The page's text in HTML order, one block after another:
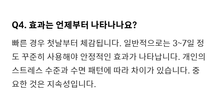
Q4. 효과는 언제부터 나타나나요?
빠른 경우 첫날부터 체감됩니다. 일반적으로는 3~7일 정
도 꾸준히 사용해야 안정적인 효과가 나타납니다. 개인의
스트레스 수준과 수면 패턴에 따라 차이가 있습니다. 중
요한 것은 지속성입니다.